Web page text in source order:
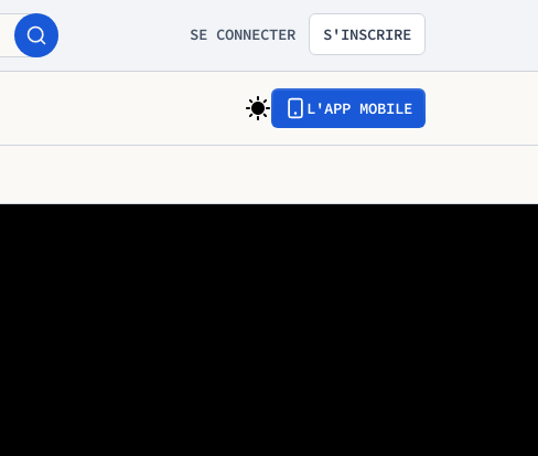
SE CONNECTER S'INSCRIRE
L'APP MOBILE